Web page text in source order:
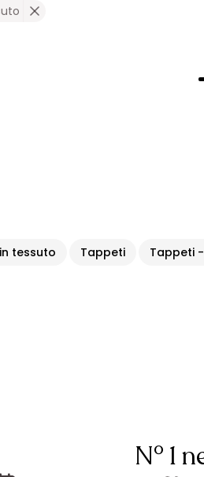
tessuto Tappeti Tappeti
N° 1